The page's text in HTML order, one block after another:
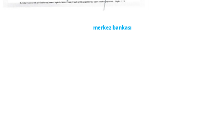
merkez bankası